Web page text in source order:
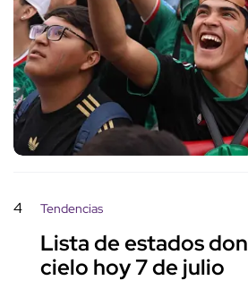
4 Tendencias
Lista de estados
cielo hoy 7 de julio